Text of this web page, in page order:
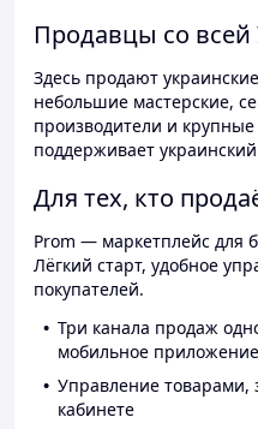
Продавцы со
Здесь продают
небольшие мастерские,
производители и
поддерживает
Для тех, кто
Prom — маркетплейс для
Лёгкий старт, удобное
покупателей.
Три канала продаж
мобильное
Управление товарами,
кабинете